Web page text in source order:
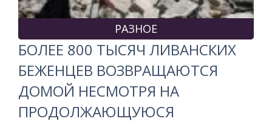
РАЗНОЕ
БОЛЕЕ 800 ТЫСЯЧ ЛИВАНСКИХ
БЕЖЕНЦЕВ ВОЗВРАЩАЮТСЯ
ДОМОЙ НЕСМОТРЯ НА
ПРОДОЛЖАЮЩУЮСЯ